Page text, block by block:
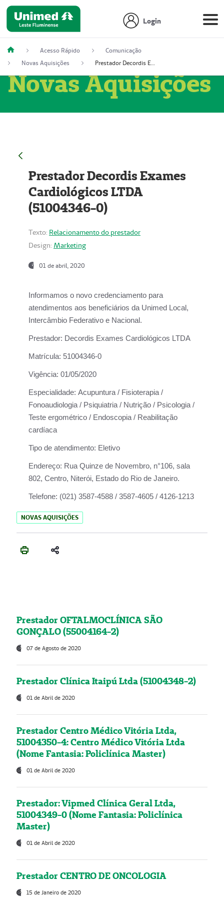
Login
Acesso Rápido
Comunicação
Novas Aquisições
Prestador Decordis Exames Cardiológicos LTDA (51004346-0)
Novas Aquisições
Prestador Decordis Exames
Cardiológicos LTDA
(51004346-0)
Texto: Relacionamento do prestador
Design: Marketing
01 de abril, 2020
Informamos o novo credenciamento para
atendimentos aos beneficiários da Unimed Local,
Intercâmbio Federativo e Nacional.
Prestador: Decordis Exames Cardiológicos LTDA
Matrícula: 51004346-0
Vigência: 01/05/2020
Especialidade: Acupuntura / Fisioterapia /
Fonoaudiologia / Psiquiatria / Nutrição / Psicologia /
Teste ergométrico / Endoscopia / Reabilitação
cardíaca
Tipo de atendimento: Eletivo
Endereço: Rua Quinze de Novembro, n°106, sala
802, Centro, Niterói, Estado do Rio de Janeiro.
Telefone: (021) 3587-4588 / 3587-4605 / 4126-1213
NOVAS AQUISIÇÕES
Prestador OFTALMOCLÍNICA SÃO
GONÇALO (55004164-2)
07 de Agosto de 2020
Prestador Clínica Itaipú Ltda (51004348-2)
01 de Abril de 2020
Prestador Centro Médico Vitória Ltda,
51004350-4: Centro Médico Vitória Ltda
(Nome Fantasia: Policlínica Master)
01 de Abril de 2020
Prestador: Vipmed Clínica Geral Ltda,
51004349-0 (Nome Fantasia: Policlínica
Master)
01 de Abril de 2020
Prestador CENTRO DE ONCOLOGIA
15 de Janeiro de 2020